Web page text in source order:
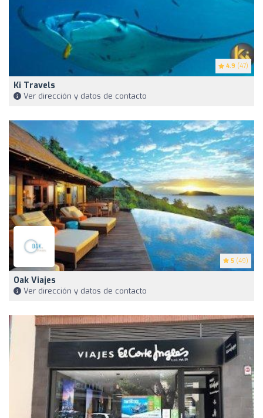
4.9 (47)
Ki Travels
Ver dirección y datos de contacto
5 (49)
Oak Viajes
Ver dirección y datos de contacto